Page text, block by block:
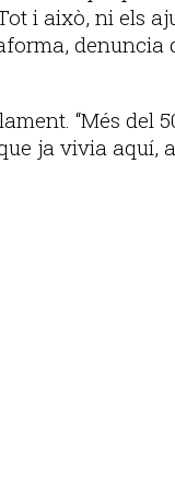
i això, ni els
denuncia
“Més del
ja vivia aquí,